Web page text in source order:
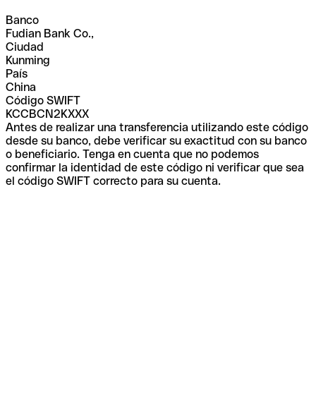
Banco
Fudian Bank Co.,
Ciudad
Kunming
País
China
Código SWIFT
KCCBCN2KXXX
Antes de realizar una transferencia utilizando este código
desde su banco, debe verificar su exactitud con su banco
o beneficiario. Tenga en cuenta que no podemos
confirmar la identidad de este código ni verificar que sea
el código SWIFT correcto para su cuenta.